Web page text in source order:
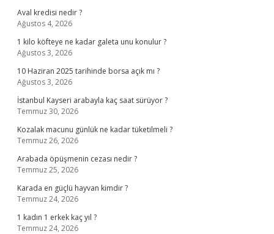
Aval kredisi nedir ?
Ağustos 4, 2026
1 kilo köfteye ne kadar galeta unu konulur ?
Ağustos 3, 2026
10 Haziran 2025 tarihinde borsa açık mı ?
Ağustos 3, 2026
İstanbul Kayseri arabayla kaç saat sürüyor ?
Temmuz 30, 2026
Kozalak macunu günlük ne kadar tüketilmeli ?
Temmuz 26, 2026
Arabada öpüşmenin cezası nedir ?
Temmuz 25, 2026
Karada en güçlü hayvan kimdir ?
Temmuz 24, 2026
1 kadın 1 erkek kaç yıl ?
Temmuz 24, 2026